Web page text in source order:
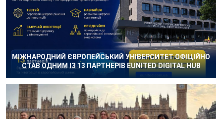
МІЖНАРОДНИЙ ЄВРОПЕЙСЬКИЙ УНІВЕРСИТЕТ ОФІЦІЙНО
СТАВ ОДНИМ ІЗ 13 ПАРТНЕРІВ EUNITED DIGITAL HUB